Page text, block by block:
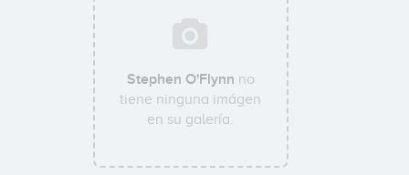
Stephen O'Flynn no
tiene ninguna imágen
en su galería.